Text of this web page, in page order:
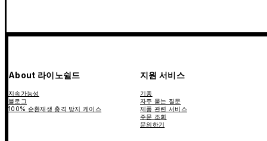
About 라이노쉴드
지속가능성
블로그
100% 순환재생 충격 방지 케이스
지원 서비스
기종
자주 묻는 질문
제품 관련 서비스
주문 조회
문의하기